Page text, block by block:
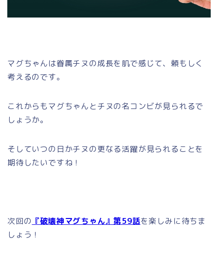
マグちゃんは眷属チヌの成長を肌で感じて、頼もしく
考えるのです。
これからもマグちゃんとチヌの名コンビが見られるで
しょうか。
そしていつの日かチヌの更なる活躍が見られることを
期待したいですね！
次回の 『破壊神マグちゃん』第59話を楽しみに待ちま
しょう！